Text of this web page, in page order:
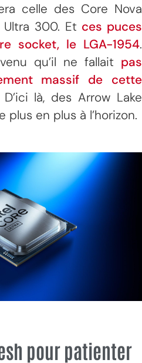
celle des Core Nova
Ultra 300. Et ces puces
socket, le LGA-1954.
qu’il ne fallait pas
massif de cette
D’ici là, des Arrow Lake
en plus à l’horizon.
pour patienter